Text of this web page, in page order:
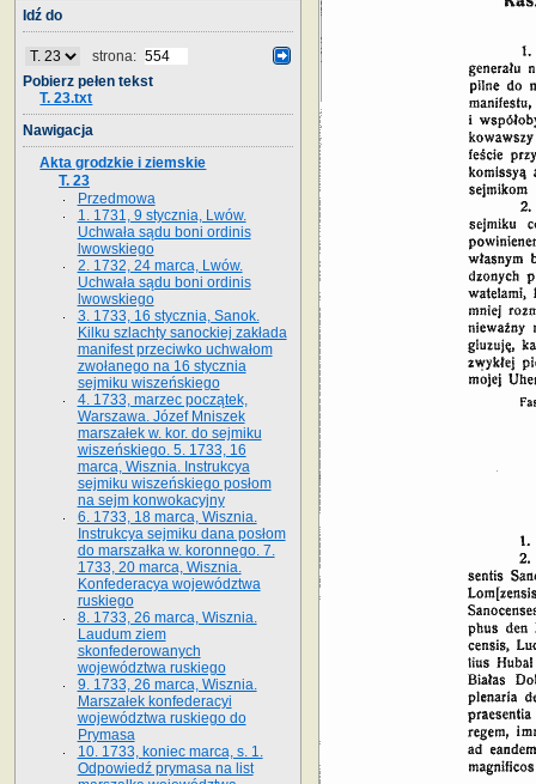
Idź do
strona:
Pobierz pełen tekst
T. 23.txt
Nawigacja
Akta grodzkie i ziemskie
T. 23
Przedmowa
1. 1731, 9 stycznia, Lwów.
Uchwała sądu boni ordinis
lwowskiego
2. 1732, 24 marca, Lwów.
Uchwała sądu boni ordinis
lwowskiego
3. 1733, 16 stycznia, Sanok.
Kilku szlachty sanockiej zakłada
manifest przeciwko uchwałom
zwołanego na 16 stycz­nia
sejmiku wiszeńskiego
4. 1733, marzec początek,
Warszawa. Józef Mniszek
marszałek w. kor. do sejmiku
wiszeńskiego. 5. 1733, 16
marca, Wisznia. Instrukcya
sejmiku wiszeńskiego posłom
na sejm konwokacyjny
6. 1733, 18 marca, Wisznia.
Instrukcya sejmiku dana posłom
do marszałka w. koronnego. 7.
1733, 20 marca, Wisznia.
Konfederacya województwa
ruskiego
8. 1733, 26 marca, Wisznia.
Laudum ziem
skonfederowanych
województwa ruskiego
9. 1733, 26 marca, Wisznia.
Marszałek konfederacyi
województwa ruskiego do
Prymasa
10. 1733, koniec marca, s. 1.
Odpowiedź prymasa na list